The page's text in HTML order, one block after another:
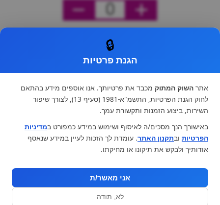
0
🔒
הגנת פרטיות
אתר השוק המתוק מכבד את פרטיותך. אנו אוספים מידע בהתאם
לחוק הגנת הפרטיות, התשמ"א-1981 (סעיף 13), לצורך שיפור
השירות, ביצוע הזמנות ותקשורת עמך.
באישורך הנך מסכים/ה לאיסוף ושימוש במידע כמפורט במדיניות
הפרטיות ובתקנון האתר. עומדת לך הזכות לעיין במידע שנאסף
אודותיך ולבקש את תיקונו או מחיקתו.
אני מאשר/ת
לא, תודה